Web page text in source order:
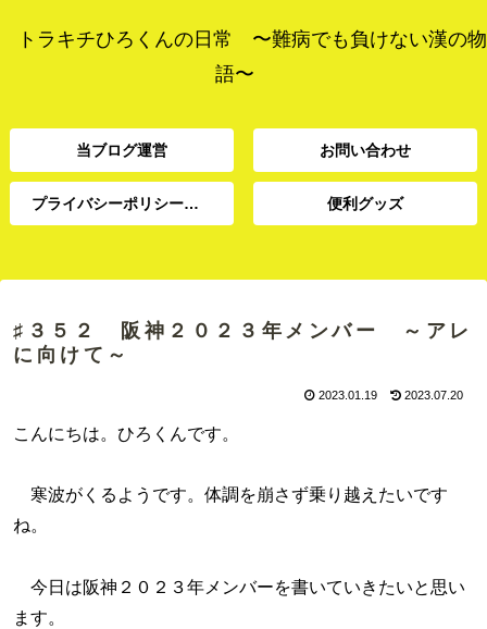
トラキチひろくんの日常 〜難病でも負けない漢の物
語〜
当ブログ運営 お問い合わせ
プライバシーポリシー、免責事項 便利グッズ
♯３５２ 阪神２０２３年メンバー ～アレ
に向けて～
2023.01.19 2023.07.20
こんにちは。ひろくんです。
寒波がくるようです。体調を崩さず乗り越えたいです
ね。
今日は阪神２０２３年メンバーを書いていきたいと思い
ます。